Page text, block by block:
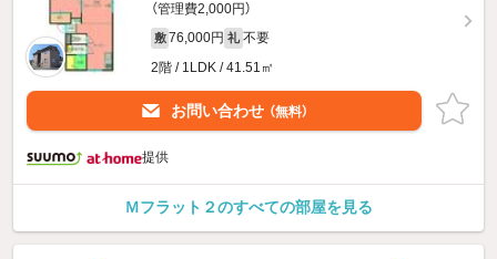
（管理費2,000円）
敷 76,000円 礼 不要
2階 / 1LDK / 41.51㎡
お問い合わせ （無料）
提供
Ｍフラット２のすべての部屋を見る